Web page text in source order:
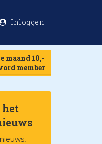
Inloggen
maand 10,-
member
het